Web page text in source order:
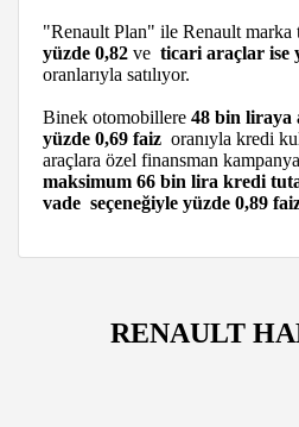
"Renault Plan" ile Renault marka
yüzde 0,82 ve ticari araçlar ise
oranlarıyla satılıyor.
Binek otomobillere 48 bin liraya
yüzde 0,69 faiz oranıyla kredi
araçlara özel finansman
maksimum 66 bin lira kredi
vade seçeneğiyle yüzde 0,89
RENAULT